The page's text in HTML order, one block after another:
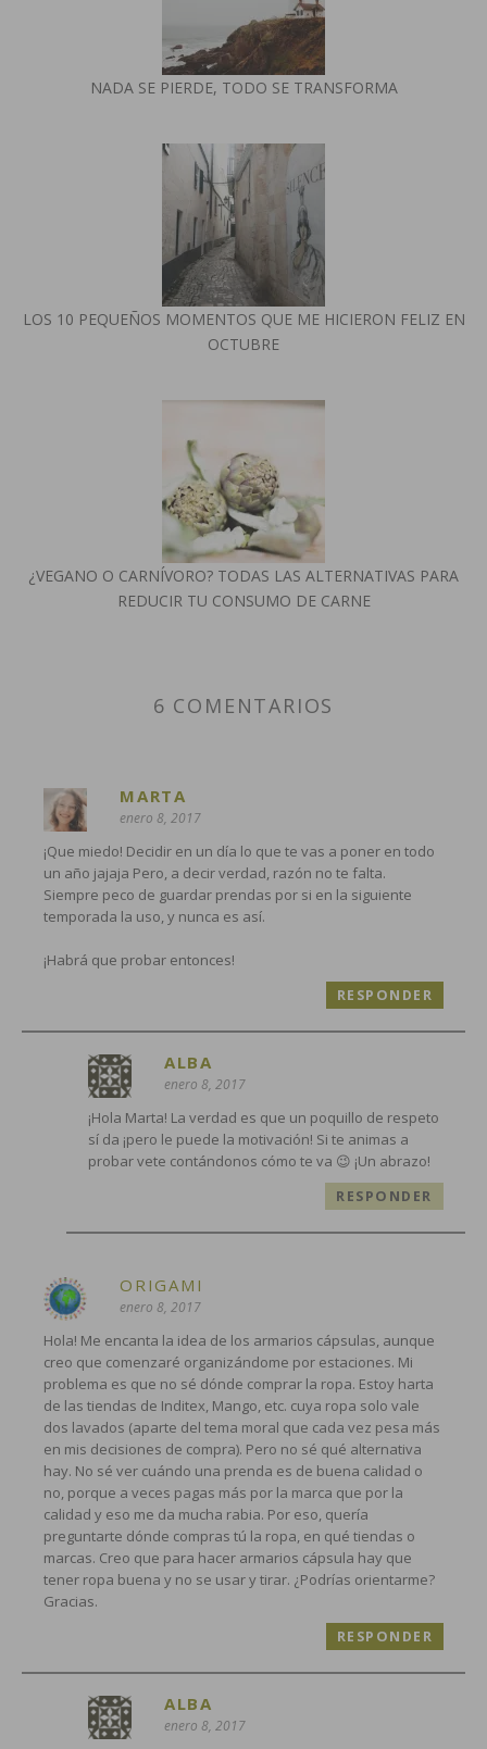
NADA SE PIERDE, TODO SE TRANSFORMA
LOS 10 PEQUEÑOS MOMENTOS QUE ME HICIERON FELIZ EN
OCTUBRE
¿VEGANO O CARNÍVORO? TODAS LAS ALTERNATIVAS PARA
REDUCIR TU CONSUMO DE CARNE
6 COMENTARIOS
MARTA
enero 8, 2017
¡Que miedo! Decidir en un día lo que te vas a poner en todo
un año jajaja Pero, a decir verdad, razón no te falta.
Siempre peco de guardar prendas por si en la siguiente
temporada la uso, y nunca es así.
¡Habrá que probar entonces!
RESPONDER
ALBA
enero 8, 2017
¡Hola Marta! La verdad es que un poquillo de respeto
sí da ¡pero le puede la motivación! Si te animas a
probar vete contándonos cómo te va 😉 ¡Un abrazo!
RESPONDER
ORIGAMI
enero 8, 2017
Hola! Me encanta la idea de los armarios cápsulas, aunque
creo que comenzaré organizándome por estaciones. Mi
problema es que no sé dónde comprar la ropa. Estoy harta
de las tiendas de Inditex, Mango, etc. cuya ropa solo vale
dos lavados (aparte del tema moral que cada vez pesa más
en mis decisiones de compra). Pero no sé qué alternativa
hay. No sé ver cuándo una prenda es de buena calidad o
no, porque a veces pagas más por la marca que por la
calidad y eso me da mucha rabia. Por eso, quería
preguntarte dónde compras tú la ropa, en qué tiendas o
marcas. Creo que para hacer armarios cápsula hay que
tener ropa buena y no se usar y tirar. ¿Podrías orientarme?
Gracias.
RESPONDER
ALBA
enero 8, 2017